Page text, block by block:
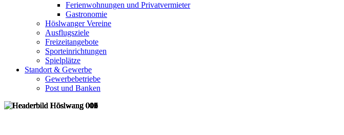
Ferienwohnungen und Privatvermieter
Gastronomie
Höslwanger Vereine
Ausflugsziele
Freizeitangebote
Sporteinrichtungen
Spielplätze
Standort & Gewerbe
Gewerbebetriebe
Post und Banken